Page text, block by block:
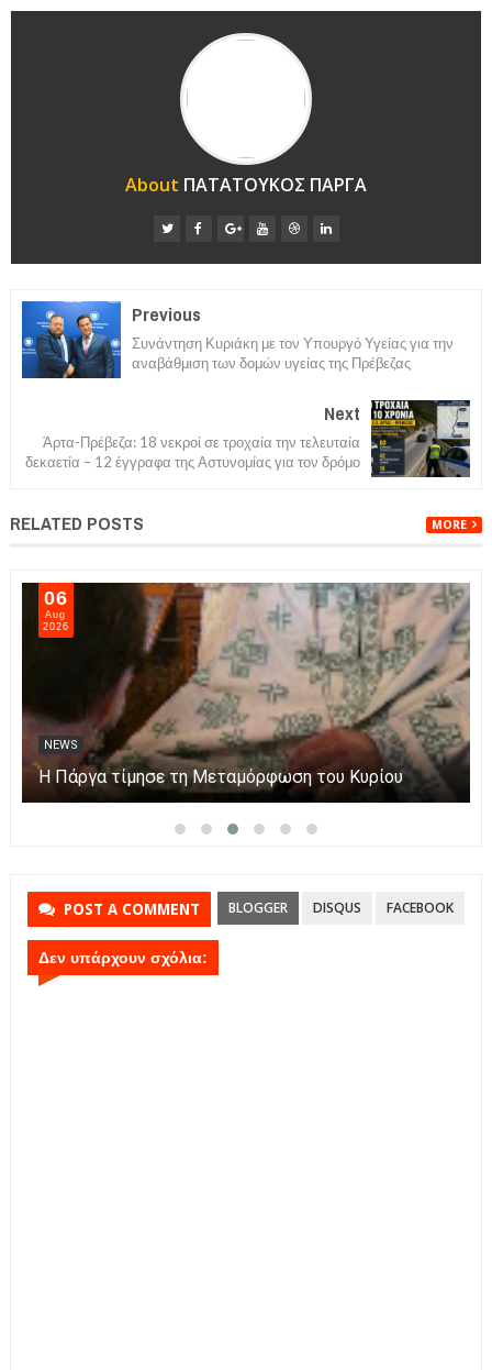
About ΠΑΤΑΤΟΥΚΟΣ ΠΑΡΓΑ
Previous
Συνάντηση Κυριάκη με τον Υπουργό Υγείας για την
αναβάθμιση των δομών υγείας της Πρέβεζας
Next
Άρτα-Πρέβεζα: 18 νεκροί σε τροχαία την τελευταία
δεκαετία – 12 έγγραφα της Αστυνομίας για τον δρόμο
RELATED POSTS MORE
06
Aug
2026
NEWS
Η Πάργα τίμησε τη Μεταμόρφωση του Κυρίου
POST A COMMENT BLOGGER DISQUS FACEBOOK
Δεν υπάρχουν σχόλια: